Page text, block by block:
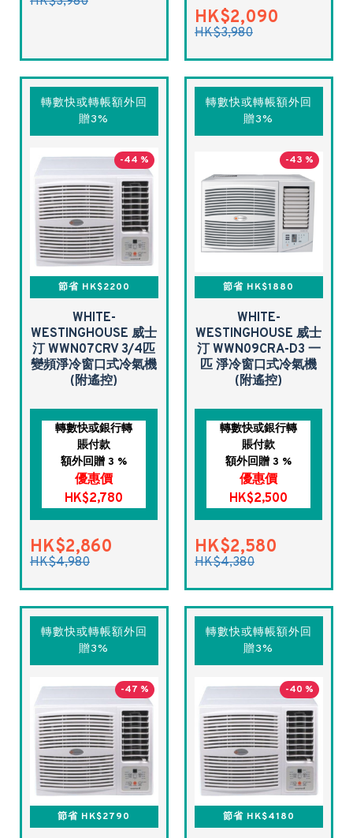
HK$2,090
HK$3,980
轉數快或轉帳額外回
贈3%
-44 %
節省 HK$2200
WHITE-
WESTINGHOUSE 威士
汀 WWN07CRV 3/4匹
變頻淨冷窗口式冷氣機
(附遙控)
轉數快或銀行轉
賬付款
額外回贈 3 %
優惠價
HK$2,780
HK$2,860
HK$4,980
轉數快或轉帳額外回
贈3%
-43 %
節省 HK$1880
WHITE-
WESTINGHOUSE 威士
汀 WWN09CRA-D3 一
匹 淨冷窗口式冷氣機
(附遙控)
轉數快或銀行轉
賬付款
額外回贈 3 %
優惠價
HK$2,500
HK$2,580
HK$4,380
轉數快或轉帳額外回
贈3%
-47 %
節省 HK$2790
轉數快或轉帳額外回
贈3%
-40 %
節省 HK$4180